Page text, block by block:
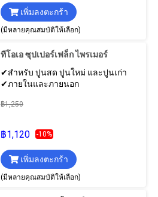
เพิ่มลงตะกร้า
(มีหลายคุณสมบัติให้เลือก)
ทีโอเอ ซุปเปอร์เฟล็ก ไพรเมอร์
✔สำหรับ ปูนสด ปูนใหม่ และปูนเก่า
✔ภายในและภายนอก
฿1,250
฿1,120 -10%
เพิ่มลงตะกร้า
(มีหลายคุณสมบัติให้เลือก)